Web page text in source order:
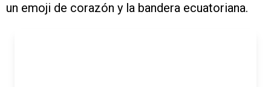
un emoji de corazón y la bandera ecuatoriana.